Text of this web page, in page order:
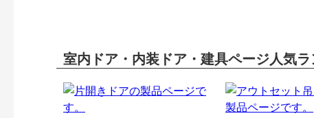
室内ドア・内装ドア・建具ページ人気